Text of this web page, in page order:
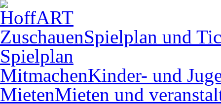
ZuschauenSpielplan und
Spielplan
MitmachenKinder- und
MietenMieten und